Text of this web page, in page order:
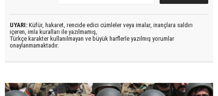
UYARI: Küfür, hakaret, rencide edici cümleler veya imalar, inançlara saldırı
içeren, imla kuralları ile yazılmamış,
Türkçe karakter kullanılmayan ve büyük harflerle yazılmış yorumlar
onaylanmamaktadır.